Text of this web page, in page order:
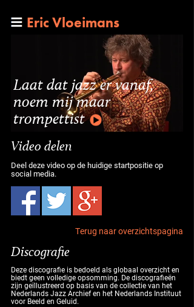
Eric Vloeimans
Laat dat jazz er vanaf,
noem mij maar
trompettist
Video delen
Deel deze video op de huidige startpositie op
social media.
Terug naar overzichtspagina
Discografie
Deze discografie is bedoeld als globaal overzicht en
biedt geen volledige opsomming. De discografieën
zijn geïllustreerd op basis van de collectie van het
Nederlands Jazz Archief en het Nederlands Instituut
voor Beeld en Geluid.